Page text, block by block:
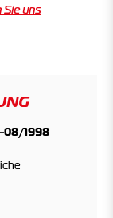
Sie uns
08/1998